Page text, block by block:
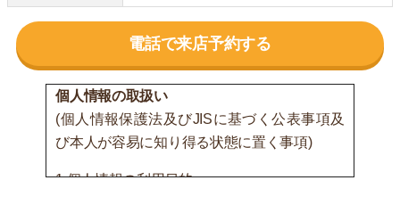
電話で来店予約する
個人情報の取扱い
(個人情報保護法及びJISに基づく公表事項及
び本人が容易に知り得る状態に置く事項)
1.個人情報の利用目的